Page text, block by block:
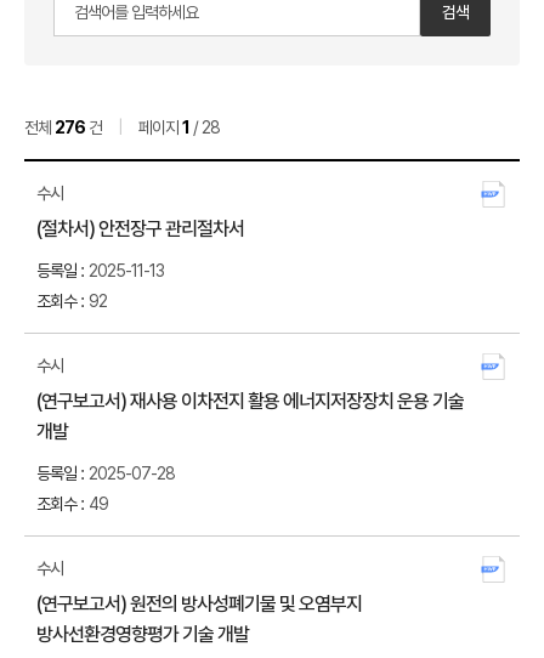
검색
전체 276 건 페이지 1 / 28
제공목록
게시판의
게시물
목록
-
번호,
공개주기,
제목,
조회수
항목으로
구성
번호 공개주기 제목
조회수
수시
(절차서) 안전장구 관리절차서
2025-11-13
92
수시
(연구보고서) 재사용 이차전지 활용 에너지저장장치 운용 기술
개발
2025-07-28
49
수시
(연구보고서) 원전의 방사성폐기물 및 오염부지
방사선환경영향평가 기술 개발